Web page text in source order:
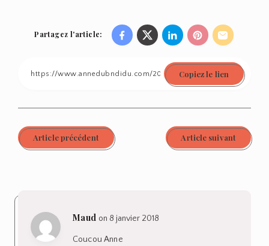
Partagez l'article: Share
Facebook
Share
Twitter
Share
Linkedin
Share
Pinterest
Share
Email
Copiez le lien
Article précédent Article suivant
Maud on 8 janvier 2018
Coucou Anne